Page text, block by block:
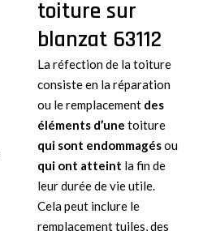
toiture sur
blanzat 63112
La réfection de la toiture
consiste en la réparation
ou le remplacement des
éléments d’une toiture
qui sont endommagésou
qui ont atteint la fin de
leur durée de vie utile.
Cela peut inclure le
remplacement tuiles, des